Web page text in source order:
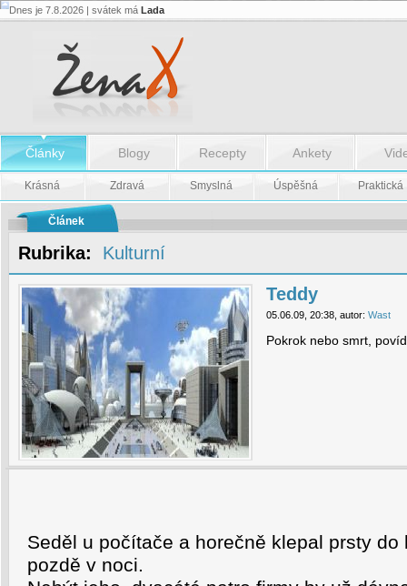
Teddy
Dnes je 7.8.2026 | svátek má Lada
Články Blogy Recepty Ankety
Krásná Zdravá Smyslná Úspěšná Praktická
Článek
Rubrika: Kulturní
Teddy
05.06.09, 20:38, autor: Wast
Pokrok nebo smrt,
Seděl u počítače a horečně klepal prsty
pozdě v noci.